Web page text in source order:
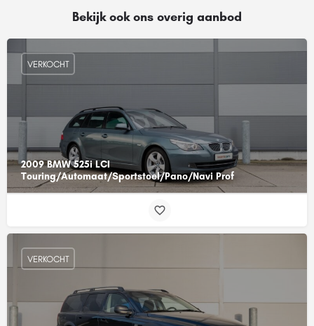
Bekijk ook ons overig aanbod
2009 BMW 525i LCI
Touring/Automaat/Sportstoel/Pano/Navi Prof
VERKOCHT
VERKOCHT